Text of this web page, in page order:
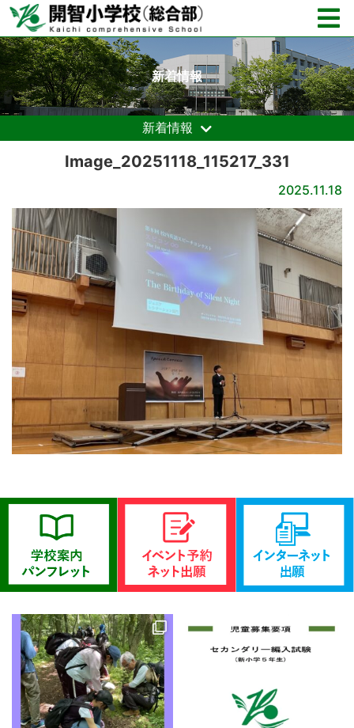
新着情報
新着情報
Image_20251118_115217_331
2025.11.18